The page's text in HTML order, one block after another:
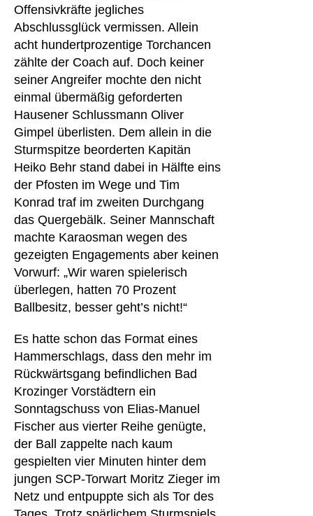
Offensivkräfte jegliches
Abschlussglück vermissen. Allein
acht hundertprozentige Torchancen
zählte der Coach auf. Doch keiner
seiner Angreifer mochte den nicht
einmal übermäßig geforderten
Hausener Schlussmann Oliver
Gimpel überlisten. Dem allein in die
Sturmspitze beorderten Kapitän
Heiko Behr stand dabei in Hälfte eins
der Pfosten im Wege und Tim
Konrad traf im zweiten Durchgang
das Quergebälk. Seiner Mannschaft
machte Karaosman wegen des
gezeigten Engagements aber keinen
Vorwurf: „Wir waren spielerisch
überlegen, hatten 70 Prozent
Ballbesitz, besser geht’s nicht!“
Es hatte schon das Format eines
Hammerschlags, dass den mehr im
Rückwärtsgang befindlichen Bad
Krozinger Vorstädtern ein
Sonntagschuss von Elias-Manuel
Fischer aus vierter Reihe genügte,
der Ball zappelte nach kaum
gespielten vier Minuten hinter dem
jungen SCP-Torwart Moritz Zieger im
Netz und entpuppte sich als Tor des